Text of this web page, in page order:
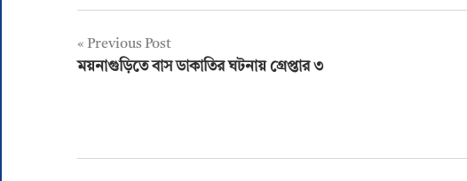
Post
Previous Post
ময়নাগুড়িতে বাস ডাকাতির ঘটনায় গ্রেপ্তার ৩